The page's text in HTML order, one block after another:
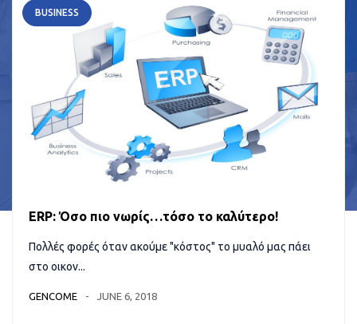
BUSINESS
ERP: Όσο πιο νωρίς…τόσο το καλύτερο!
Πολλές φορές όταν ακούμε "κόστος" το μυαλό μας πάει
στο οικον...
GENCOME JUNE 6, 2018